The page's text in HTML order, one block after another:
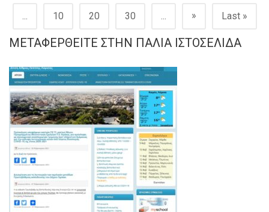
... 10 20 30 ... » Last »
ΜΕΤΑΦΕΡΘΕΊΤΕ ΣΤΗΝ ΠΑΛΙΆ ΙΣΤΟΣΕΛΊΔΑ